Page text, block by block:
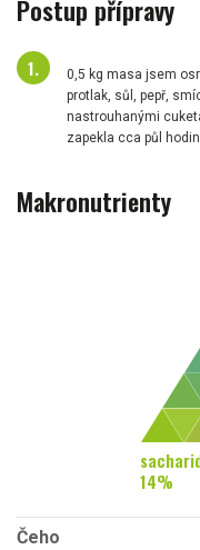
Postup přípravy
0,5 kg masa jsem
protlak, sůl, pepř,
nastrouhanými
zapekla cca půl
Makronutrienty
14%
Čeho